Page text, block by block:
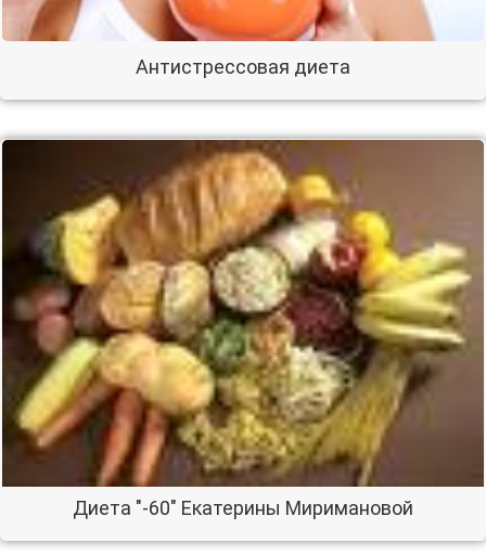
Антистрессовая диета
Диета "-60" Екатерины Миримановой